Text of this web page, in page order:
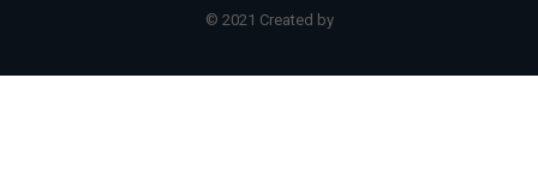
© 2021 Created by